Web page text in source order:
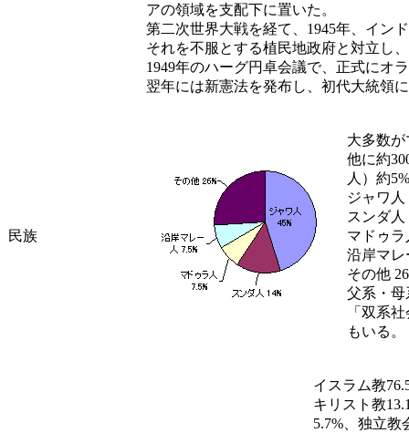
アの領域を支配下に置いた。
第二次世界大戦を経て、1945年、イン
それを不服とする植民地政府と対立し
1949年のハーグ円卓会議で、正式にオ
翌年には新憲法を発布し、初代大統領
民族
大多数
他に約
人）約
ジャワ人
スンダ人
マドゥラ
沿岸マレ
その他
父系・母
「双系
もいる。
イスラム教
キリスト教
5.7%、独立教